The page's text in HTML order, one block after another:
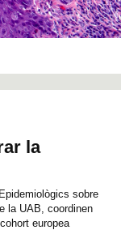
la
sobre
la UAB, coordinen
europea